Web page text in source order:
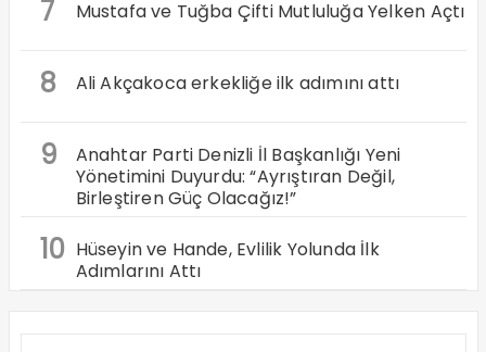
7 Mustafa ve Tuğba Çifti Mutluluğa Yelken Açtı
8 Ali Akçakoca erkekliğe ilk adımını attı
9
Anahtar Parti Denizli İl Başkanlığı Yeni
Yönetimini Duyurdu: “Ayrıştıran Değil,
Birleştiren Güç Olacağız!”
10 Hüseyin ve Hande, Evlilik Yolunda İlk
Adımlarını Attı